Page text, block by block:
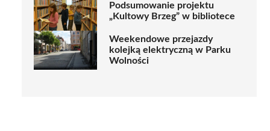
Podsumowanie projektu
„Kultowy Brzeg” w bibliotece
Weekendowe przejazdy
kolejką elektryczną w Parku
Wolności